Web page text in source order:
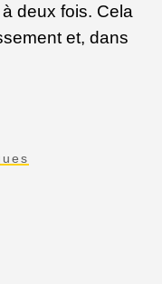
deux fois. Cela
et, dans